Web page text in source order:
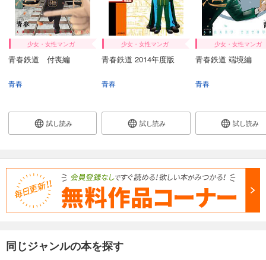
少女・女性マンガ
青春鉄道 付喪編
青春
試し読み
少女・女性マンガ
青春鉄道 2014年度版
青春
試し読み
少女・女性マンガ
青春鉄道 端境編
青春
試し読み
同じジャンルの本を探す